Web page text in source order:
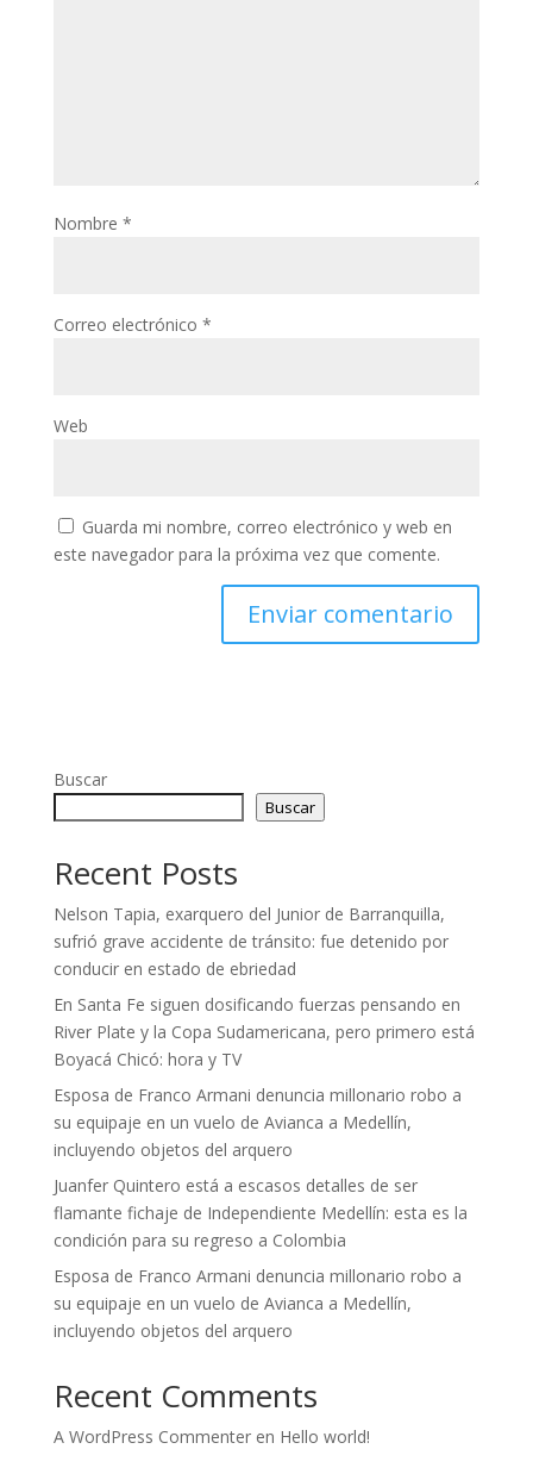
Nombre *
Correo electrónico *
Web
Guarda mi nombre, correo electrónico y web en
este navegador para la próxima vez que comente.
Buscar
Buscar
Recent Posts
Nelson Tapia, exarquero del Junior de Barranquilla,
sufrió grave accidente de tránsito: fue detenido por
conducir en estado de ebriedad
En Santa Fe siguen dosificando fuerzas pensando en
River Plate y la Copa Sudamericana, pero primero está
Boyacá Chicó: hora y TV
Esposa de Franco Armani denuncia millonario robo a
su equipaje en un vuelo de Avianca a Medellín,
incluyendo objetos del arquero
Juanfer Quintero está a escasos detalles de ser
flamante fichaje de Independiente Medellín: esta es la
condición para su regreso a Colombia
Esposa de Franco Armani denuncia millonario robo a
su equipaje en un vuelo de Avianca a Medellín,
incluyendo objetos del arquero
Recent Comments
A WordPress Commenteren Hello world!